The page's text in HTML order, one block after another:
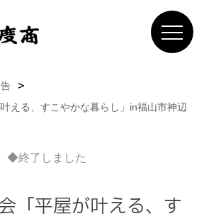
える、すこやかな暮らし」in福山市神辺
◆終了しました
「平屋が叶える、す